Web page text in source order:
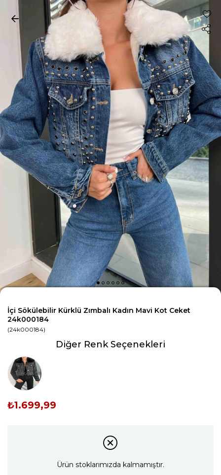
İçi Sökülebilir Kürklü Zımbalı Kadın Mavi Kot Ceket
24k000184
(24k000184)
Diğer Renk Seçenekleri
Tükendi
₺1.699,99
Ürün stoklarımızda kalmamıştır.